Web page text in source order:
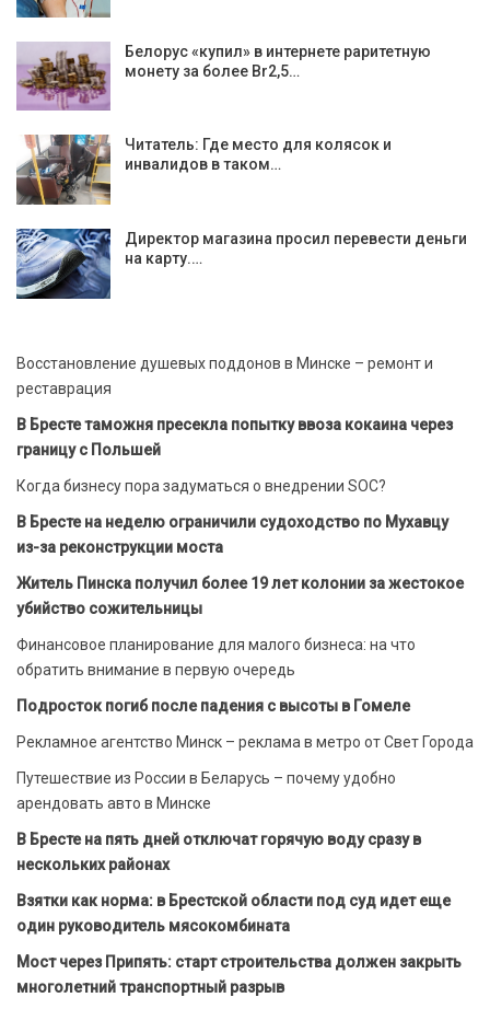
Белорус «купил» в интернете раритетную
монету за более Br2,5…
Читатель: Где место для колясок и
инвалидов в таком…
Директор магазина просил перевести деньги
на карту.…
Восстановление душевых поддонов в Минске – ремонт и
реставрация
В Бресте таможня пресекла попытку ввоза кокаина через
границу с Польшей
Когда бизнесу пора задуматься о внедрении SOC?
В Бресте на неделю ограничили судоходство по Мухавцу
из-за реконструкции моста
Житель Пинска получил более 19 лет колонии за жестокое
убийство сожительницы
Финансовое планирование для малого бизнеса: на что
обратить внимание в первую очередь
Подросток погиб после падения с высоты в Гомеле
Рекламное агентство Минск – реклама в метро от Свет Города
Путешествие из России в Беларусь – почему удобно
арендовать авто в Минске
В Бресте на пять дней отключат горячую воду сразу в
нескольких районах
Взятки как норма: в Брестской области под суд идет еще
один руководитель мясокомбината
Мост через Припять: старт строительства должен закрыть
многолетний транспортный разрыв